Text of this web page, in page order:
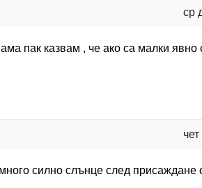
ср
пак казвам , че ако са малки явно
силно слънце след присаждане